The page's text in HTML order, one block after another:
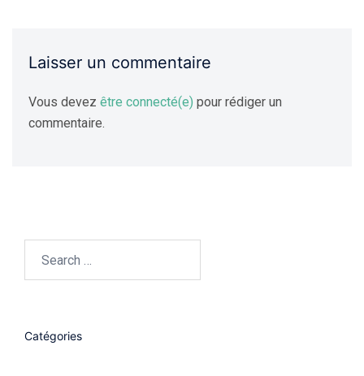
Laisser un commentaire
Vous devez être connecté(e) pour rédiger un
commentaire.
Catégories